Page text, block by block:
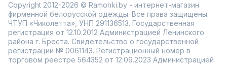
Copyright 2012-2026 © Ramonki.by - интернет-магазин
фирменной белорусской одежды. Все права защищены.
ЧТУП «Чиколетта», УНП 291136513. Государственная
регистрация от 12.10.2012 Администрацией Ленинского
района г. Бреста. Свидетельство о государственной
регистрации № 0061143. Регистрационный номер в
торговом реестре 564352 от 12.09.2023 Администрацией